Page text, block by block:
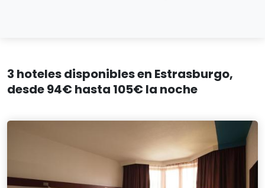
3 hoteles disponibles en Estrasburgo,
desde 94€ hasta 105€ la noche